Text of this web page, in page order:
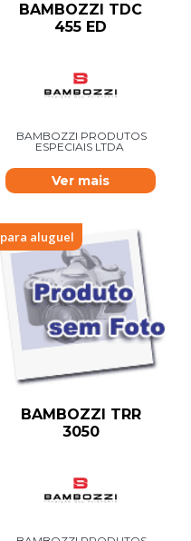
BAMBOZZI TDC
455 ED
BAMBOZZI PRODUTOS
ESPECIAIS LTDA
Ver mais
para aluguel
BAMBOZZI TRR
3050